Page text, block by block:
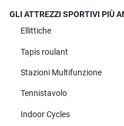
GLI ATTREZZI SPORTIVI PIÙ
Ellittiche
Tapis roulant
Stazioni Multifunzione
Tennistavolo
Indoor Cycles